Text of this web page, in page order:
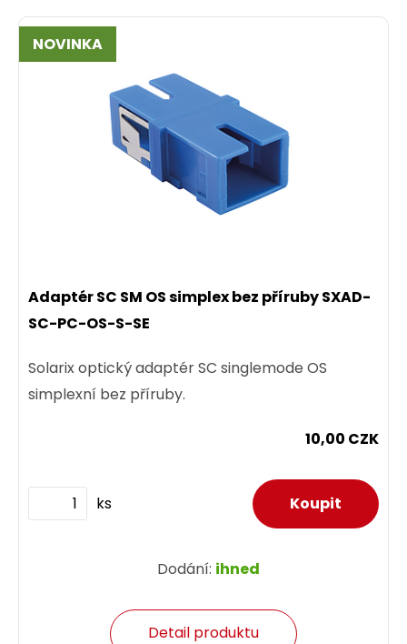
NOVINKA
Adaptér SC SM OS simplex bez příruby SXAD-
SC-PC-OS-S-SE
Solarix optický adaptér SC singlemode OS
simplexní bez příruby.
10,00 CZK
ks
Dodání: ihned
Detail produktu